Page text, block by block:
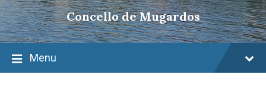
Concello de Mugardos
Menu